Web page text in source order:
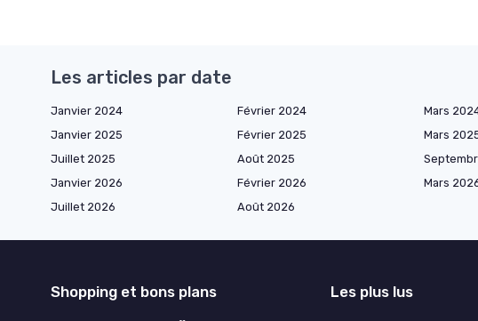
Les articles par date
Janvier 2024 Février 2024 Mars
Janvier 2025
Février 2025 Mars
Juillet 2025
Août 2025
Janvier 2026
Février 2026 Mars
Juillet 2026
Août 2026
Shopping et bons plans Les plus lus